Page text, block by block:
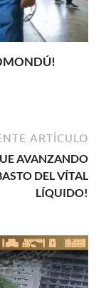
ARTÍCULO
AVANZANDO
DEL VÍTAL
LÍQUIDO!